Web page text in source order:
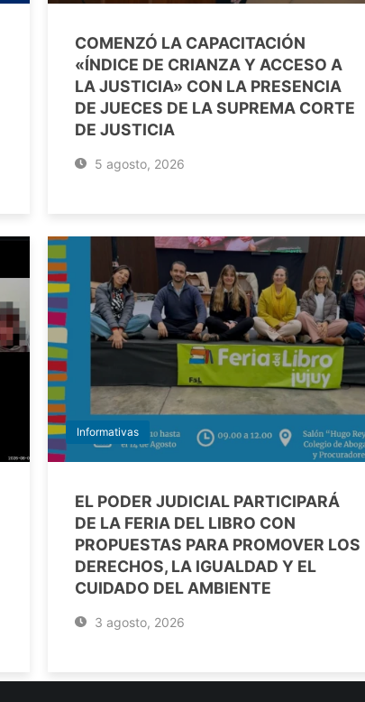
COMENZÓ LA CAPACITACIÓN
«ÍNDICE DE CRIANZA Y ACCESO A
LA JUSTICIA» CON LA PRESENCIA
DE JUECES DE LA SUPREMA CORTE
DE JUSTICIA
5 agosto, 2026
Informativas
EL PODER JUDICIAL PARTICIPARÁ
DE LA FERIA DEL LIBRO CON
PROPUESTAS PARA PROMOVER LOS
DERECHOS, LA IGUALDAD Y EL
CUIDADO DEL AMBIENTE
3 agosto, 2026